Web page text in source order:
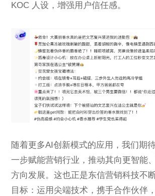
KOC 人设，增强用户信任感。
随着更多AI创新模式的应用，我们期
一步赋能营销行业，推动其向更智能
方向发展。这也正是东信营销科技不
目标：运用尖端技术，携手合作伙伴